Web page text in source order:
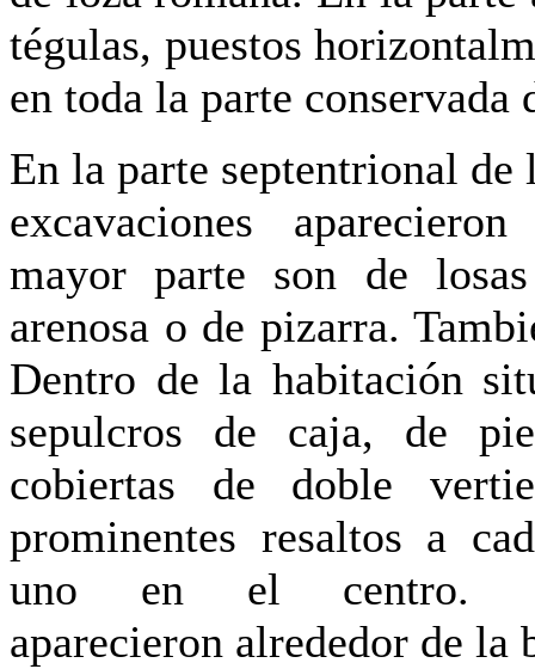
tégulas, puestos
en toda la parte conservada
En la parte septentrional
excavaciones
mayor parte son de
arenosa o de pizarra.
Dentro de la habitación
sepulcros de caja, de
cobiertas de doble
prominentes resaltos a
uno en el centro.
aparecieron alrededor de la